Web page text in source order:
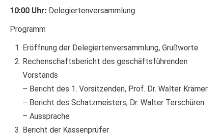
10:00 Uhr: Delegiertenversammlung
Programm
Eröffnung der Delegiertenversammlung, Grußworte
Rechenschaftsbericht des geschäftsführenden
Vorstands
– Bericht des 1. Vorsitzenden, Prof. Dr. Walter Krämer
– Bericht des Schatzmeisters, Dr. Walter Terschüren
– Aussprache
Bericht der Kassenprüfer